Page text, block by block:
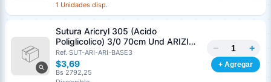
1 Unidades disp.
Sutura Aricryl 305 (Acido
Poliglicolico) 3/0 70cm Und ARIZI
Aguja de 1/2 Circulo Punta Conica
17mm
Ref. SUT-ARI-ARI-BASE3
$3,69
Bs 2792,25
− +
+ Agregar